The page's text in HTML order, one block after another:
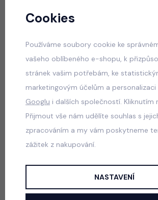
skladem
ALO mikina + sukně pudder
skladem
590 Kč
School sako + sukně blue
690 Kč
Cookies
Používáme soubory cookie ke
vašeho oblíbeného e-shopu, k
stránek vašim potřebám, ke
marketingovým účelům a
Googlu i dalších společností. Kliknutím
Přijmout vše nám udělíte souhlas s
zpracováním a my vám poskytneme
zážitek z nakupování.
NASTAVENÍ